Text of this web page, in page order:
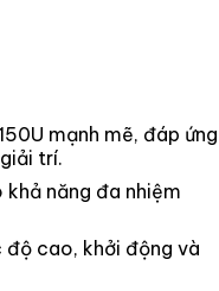
mạnh mẽ, đáp ứng
trí.
khả năng đa nhiệm
độ cao, khởi động và